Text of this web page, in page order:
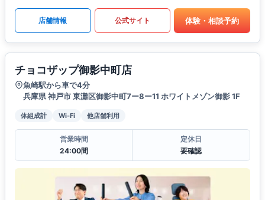
店舗情報 公式サイト 体験・相談予約
チョコザップ御影中町店
魚崎駅から車で4分
兵庫県 神戸市 東灘区御影中町7ー8ー11 ホワイトメゾン御影 1F
体組成計 Wi-Fi 他店舗利用
営業時間
24:00間
定休日
要確認